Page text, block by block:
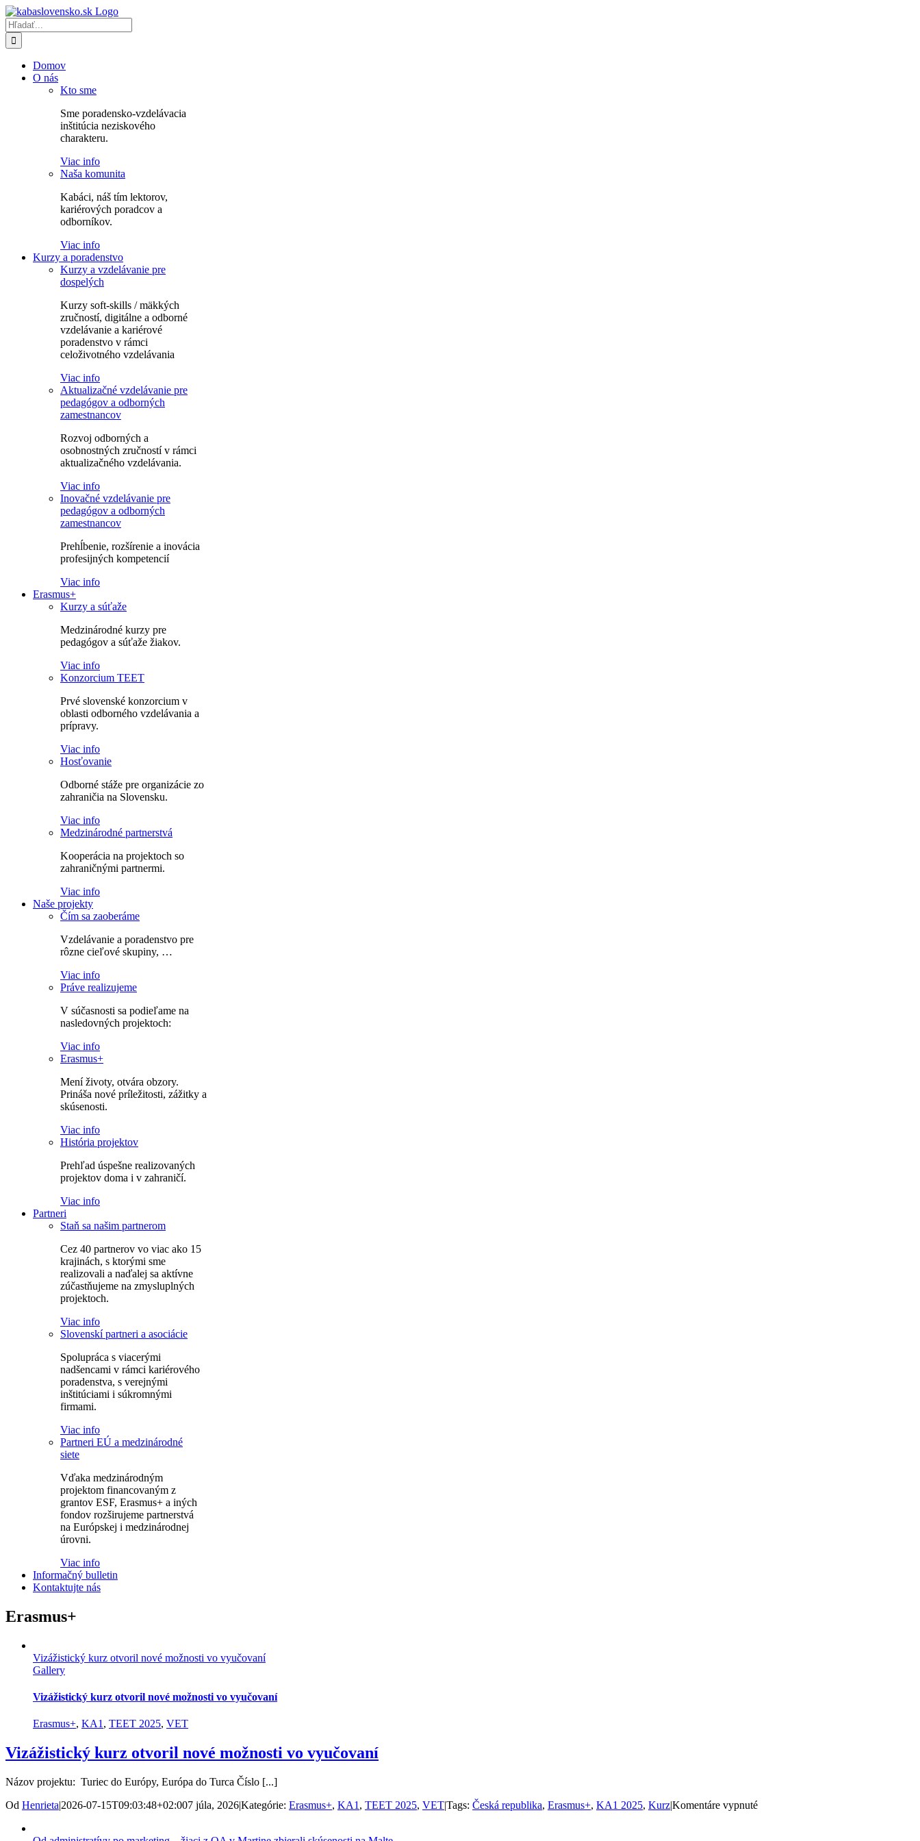
Skip
to
content
Hľadať:
Domov
O nás
Kto sme
Sme poradensko-vzdelávacia
inštitúcia neziskového
charakteru.
Viac info
Naša komunita
Kabáci, náš tím lektorov,
kariérových poradcov a
odborníkov.
Viac info
Kurzy a poradenstvo
Kurzy a vzdelávanie pre
dospelých
Kurzy soft-skills / mäkkých
zručností, digitálne a odborné
vzdelávanie a kariérové
poradenstvo v rámci
celoživotného vzdelávania
Viac info
Aktualizačné vzdelávanie pre
pedagógov a odborných
zamestnancov
Rozvoj odborných a
osobnostných zručností v rámci
aktualizačného vzdelávania.
Viac info
Inovačné vzdelávanie pre
pedagógov a odborných
zamestnancov
Prehĺbenie, rozšírenie a inovácia
profesijných kompetencií
Viac info
Erasmus+
Kurzy a súťaže
Medzinárodné kurzy pre
pedagógov a súťaže žiakov.
Viac info
Konzorcium TEET
Prvé slovenské konzorcium v
oblasti odborného vzdelávania a
prípravy.
Viac info
Hosťovanie
Odborné stáže pre organizácie zo
zahraničia na Slovensku.
Viac info
Medzinárodné partnerstvá
Kooperácia na projektoch so
zahraničnými partnermi.
Viac info
Naše projekty
Čím sa zaoberáme
Vzdelávanie a poradenstvo pre
rôzne cieľové skupiny, …
Viac info
Práve realizujeme
V súčasnosti sa podieľame na
nasledovných projektoch:
Viac info
Erasmus+
Mení životy, otvára obzory.
Prináša nové príležitosti, zážitky a
skúsenosti.
Viac info
História projektov
Prehľad úspešne realizovaných
projektov doma i v zahraničí.
Viac info
Partneri
Staň sa našim partnerom
Cez 40 partnerov vo viac ako 15
krajinách, s ktorými sme
realizovali a naďalej sa aktívne
zúčastňujeme na zmysluplných
projektoch.
Viac info
Slovenskí partneri a asociácie
Spolupráca s viacerými
nadšencami v rámci kariérového
poradenstva, s verejnými
inštitúciami i súkromnými
firmami.
Viac info
Partneri EÚ a medzinárodné
siete
Vďaka medzinárodným
projektom financovaným z
grantov ESF, Erasmus+ a iných
fondov rozširujeme partnerstvá
na Európskej i medzinárodnej
úrovni.
Viac info
Informačný bulletin
Kontaktujte nás
Erasmus+
Vizážistický kurz otvoril nové možnosti vo vyučovaní
Gallery
Vizážistický kurz otvoril nové možnosti vo vyučovaní
Erasmus+, KA1 , TEET 2025, VET
Vizážistický kurz otvoril nové možnosti vo vyučovaní
Názov projektu: Turiec do Európy, Európa do Turca Číslo [...]
Od Henrieta|2026-07-15T09:03:48+02:007 júla, 2026|Kategórie: Erasmus+, KA1 , TEET 2025, VET|Tags: Česká republika, Erasmus+, KA1 2025, Kurz|Komentáre vypnuténa